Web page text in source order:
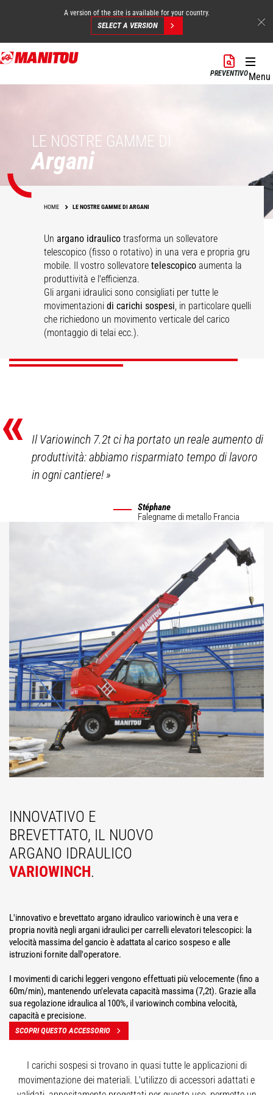
Salta
al
A version of the site is available for your country.
SELECT A VERSION
PREVENTIVOMenu
LE NOSTRE GAMME DI
Argani
HOME LE NOSTRE GAMME DI ARGANI
Un argano idraulico trasforma un sollevatore
telescopico (fisso o rotativo) in una vera e propria gru
mobile. Il vostro sollevatoretelescopico aumenta la
produttività e l'efficienza.
Gli argani idraulici sono consigliati per tutte le
movimentazionidi carichi sospesi, in particolare quelli
che richiedono un movimento verticale del carico
(montaggio di telai ecc.).
Variowinch Argano idraulico
Argano idraulico per
carichi gravosi
SCOPRI
«
Il Variowinch 7.2t ci ha portato un reale aumento di
produttività: abbiamo risparmiato tempo di lavoro
in ogni cantiere!»
Stéphane
Falegname di metallo Francia
INNOVATIVO E
BREVETTATO, IL NUOVO
ARGANO IDRAULICO
VARIOWINCH.
L'innovativo e brevettato argano idraulico variowinch è una vera e
propria novità negli argani idraulici per carrelli elevatori telescopici: la
velocità massima del gancio è adattata al carico sospeso e alle
istruzioni fornite dall'operatore.
I movimenti di carichi leggeri vengono effettuati più velocemente (fino a
60m/min), mantenendo un'elevata capacità massima (7,2t). Grazie alla
sua regolazione idraulica al 100%, il variowinch combina velocità,
capacità e precisione.
SCOPRI QUESTO ACCESSORIO
I carichi sospesi si trovano in quasi tutte le applicazioni di
movimentazione dei materiali. L'utilizzo di accessori adattati e